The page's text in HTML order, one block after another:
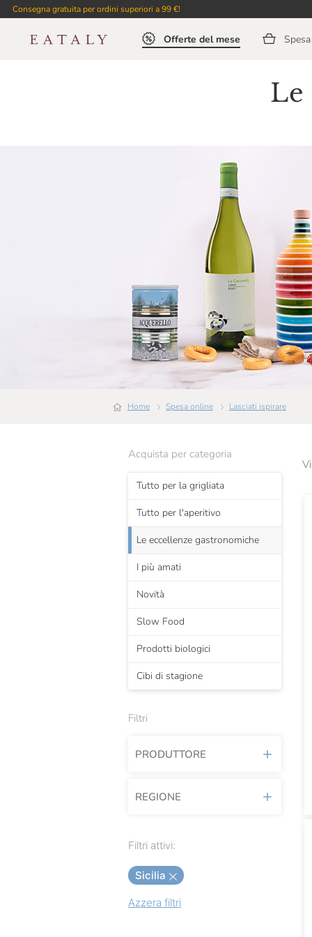
Consegna gratuita per ordini superiori a 99 €!
Offerte del mese
Le
Home Spesa online Lasciati ispirare
Acquista per categoria
Tutto per la grigliata
Tutto per l'aperitivo
Le eccellenze gastronomiche
I più amati
Novità
Slow Food
Prodotti biologici
Cibi di stagione
Filtri
PRODUTTORE
Acquerello
Agricola Del Sole
Amodeo
Brandini
REGIONE
Abruzzo
Basilicata
Filtri attivi:
Sicilia
Azzera filtri